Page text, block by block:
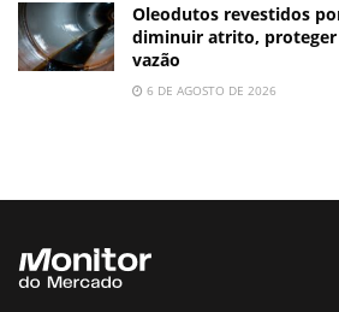
Oleodutos revestidos
diminuir atrito, proteger
vazão
6 DE AGOSTO DE 2026